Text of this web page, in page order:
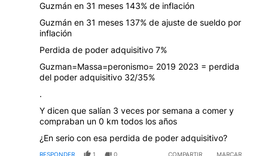
Guzmán en 31 meses 143% de inflación
Guzmán en 31 meses 137% de ajuste de sueldo por
inflación
Perdida de poder adquisitivo 7%
Guzman=Massa=peronismo= 2019 2023 = perdida
del poder adquisitivo 32/35%
.
Y dicen que salían 3 veces por semana a comer y
compraban un 0 km todos los años
¿En serio con esa perdida de poder adquisitivo?
RESPONDER 1 0 COMPARTIR
MARCAR